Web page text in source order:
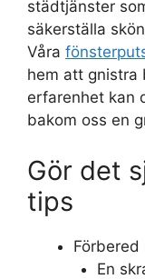
städtjänster
säkerställa
Våra
hem att gnistra
erfarenhet kan
bakom oss en
Gör det
tips
En